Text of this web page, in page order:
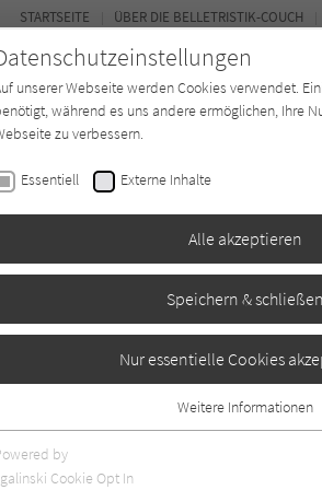
Autor*in Verlage
STARTSEITE ÜBER DIE BELLETRISTIK-COUCH
unserer Webseite werden Cookies verwendet.
während es uns andere ermöglichen, Ihre
zu verbessern.
Essentiell Externe Inhalte
Alle akzeptieren
Speichern & schließen
Nur essentielle Cookies
Essentielle Cookies werden für grundlegende
benötigt. Dadurch ist gewährleistet, dass die
Weitere Informationen
by
Cookie Opt In